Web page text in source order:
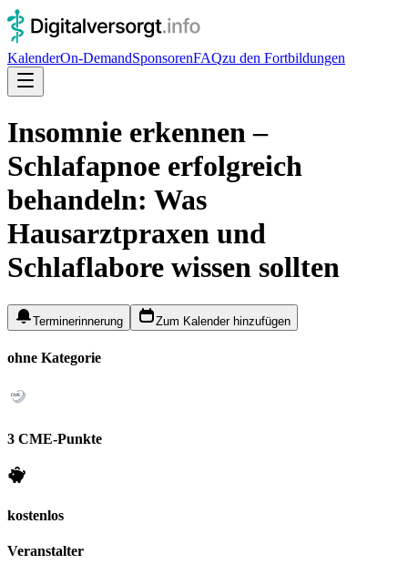
KalenderOn-DemandSponsorenFAQzu den Fortbildungen
Insomnie erkennen –
Schlafapnoe erfolgreich
behandeln: Was
Hausarztpraxen und
Schlaflabore wissen sollten
Terminerinnerung Zum Kalender hinzufügen
ohne Kategorie
3 CME-Punkte
kostenlos
Veranstalter